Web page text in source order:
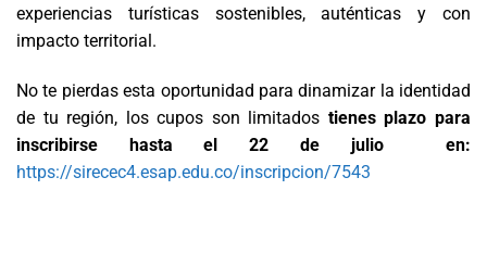
experiencias turísticas sostenibles, auténticas y con
impacto territorial.
No te pierdas esta oportunidad para dinamizar la identidad
de tu región, los cupos son limitados tienes plazo para
inscribirse hasta el 22 de julio en:
https://sirecec4.esap.edu.co/inscripcion/7543